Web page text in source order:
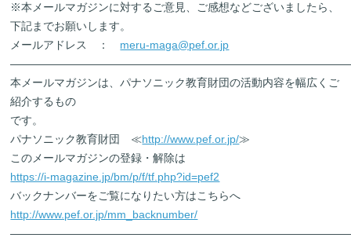
※本メールマガジンに対するご意見、ご感想などございましたら、
下記までお願いします。
メールアドレス ： meru-maga@pef.or.jp
本メールマガジンは、パナソニック教育財団の活動内容を幅広くご
紹介するもの
です。
パナソニック教育財団 ≪http://www.pef.or.jp/≫
このメールマガジンの登録・解除は
https://i-magazine.jp/bm/p/f/tf.php?id=pef2
バックナンバーをご覧になりたい方はこちらへ
http://www.pef.or.jp/mm_backnumber/